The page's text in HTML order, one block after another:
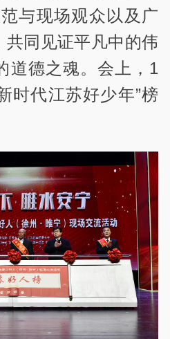
与现场观众以及广
共同见证平凡中的伟
道德之魂。会上，1
时代江苏好少年”榜